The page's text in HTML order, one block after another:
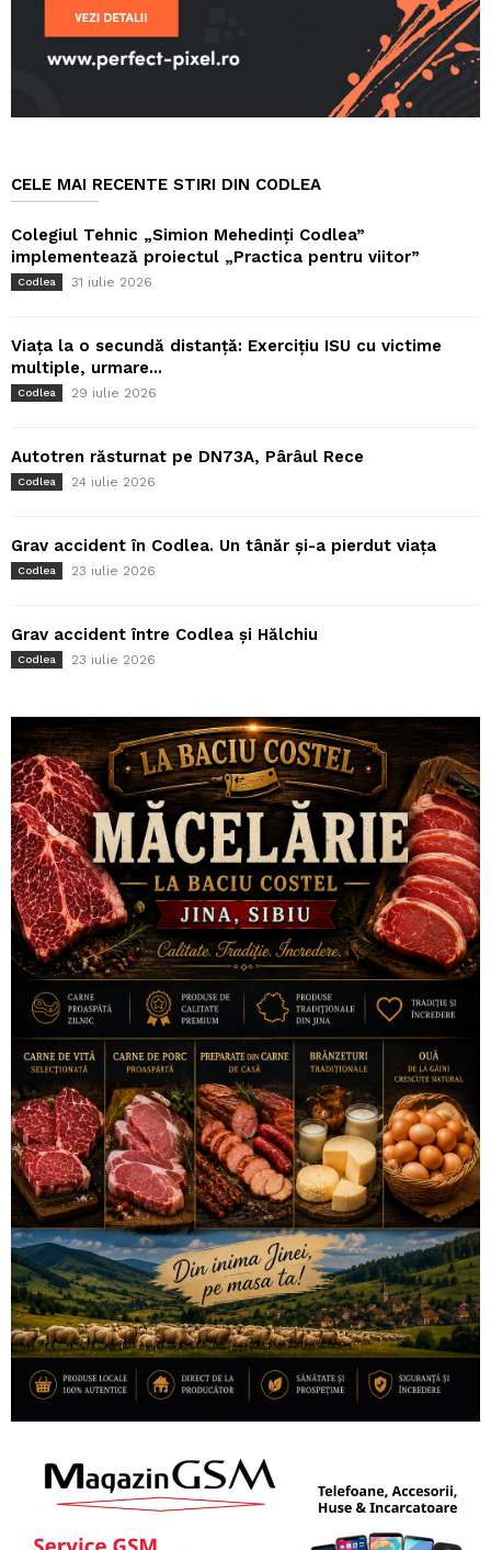
CELE MAI RECENTE STIRI DIN CODLEA
Colegiul Tehnic „Simion Mehedinți Codlea”
implementează proiectul „Practica pentru viitor”
Codlea 31 iulie 2026
Viața la o secundă distanță: Exercițiu ISU cu victime
multiple, urmare...
Codlea 29 iulie 2026
Autotren răsturnat pe DN73A, Pârâul Rece
Codlea 24 iulie 2026
Grav accident în Codlea. Un tânăr și-a pierdut viața
Codlea 23 iulie 2026
Grav accident între Codlea și Hălchiu
Codlea 23 iulie 2026